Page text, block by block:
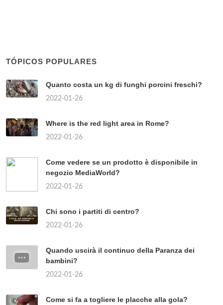
TÓPICOS POPULARES
Quanto costa un kg di funghi porcini freschi?
2022-01-26
Where is the red light area in Rome?
2022-01-26
Come vedere se un prodotto è disponibile in
negozio MediaWorld?
2022-01-26
Chi sono i partiti di centro?
2022-01-26
Quando uscirà il continuo della Paranza dei
bambini?
2022-01-26
Come si fa a togliere le placche alla gola?